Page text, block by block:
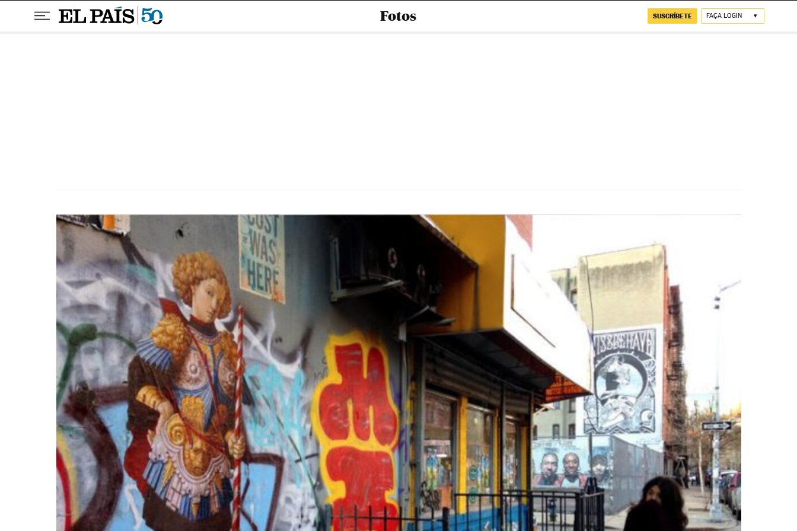
Fotos SUSCRÍBETE FAÇA LOGIN